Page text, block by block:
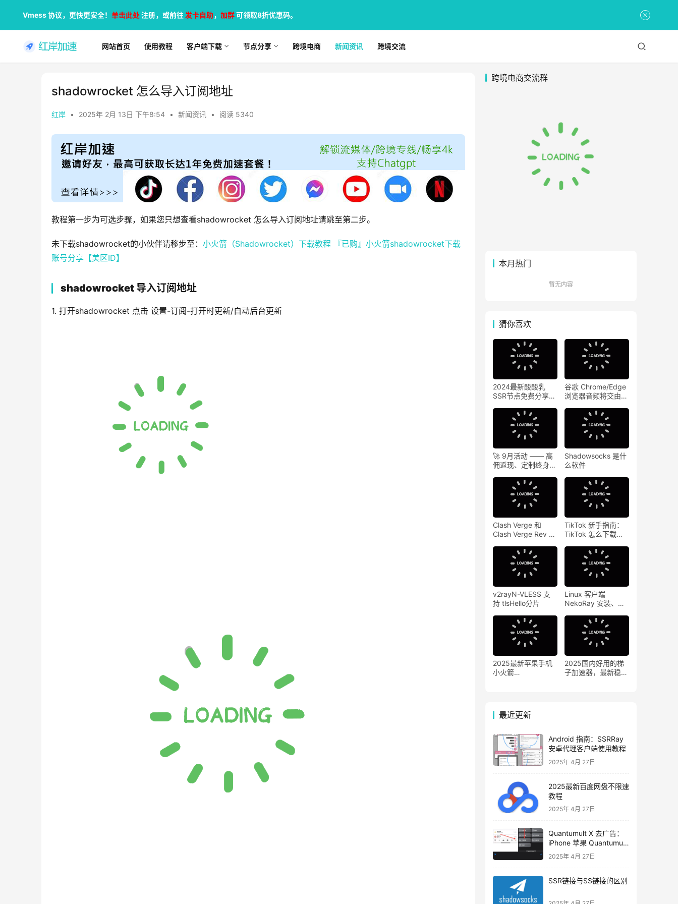
网站首页 使用教程 客户端下载 节点分享 跨境电商 新闻资讯 跨境交流
shadowrocket 怎么导入订阅地址
红岸 • 2025年 2月 13日 下午8:54 • 新闻资讯 • 阅读 5340
教程第一步为可选步骤，如果您只想查看shadowrocket 怎么导入订阅地址请跳至第二步。
未下载shadowrocket的小伙伴请移步至： 小火箭（Shadowrocket）下载教程
『已购』小火箭shadowrocket下载
账号分享【美区ID】
shadowrocket 导入订阅地址
1. 打开shadowrocket 点击 设置-订阅-打开时更新/自动后台更新
跨境电商交流群
本月热门
暂无内容
猜你喜欢
2024最新酸酸乳
SSR节点免费分享
谷歌 Chrome/Edge
浏览器音频将交由专
🚀 9月活动 —— 高
佣返现、定制终身套
Shadowsocks 是什
么软件
Clash Verge 和
Clash Verge Rev 有
TikTok 新手指南：
TikTok 怎么下载？
v2rayN-VLESS 支
持 tlsHello分片
Linux 客户端
NekoRay 安装、运
2025最新苹果手机
小火箭
2025国内好用的梯
子加速器，最新稳定
最近更新
Android 指南：SSRRay
安卓代理客户端使用教程
2025年 4月 27日
2025最新百度网盘不限速
教程
2025年 4月 27日
Quantumult X 去广告：
iPhone 苹果 Quantumult
X 去广告教程
2025年 4月 27日
SSR链接与SS链接的区别
Vmess 协议，更快更安全！ 单击此处注册，或前往 发卡自助， 加群可领取8折优惠码。